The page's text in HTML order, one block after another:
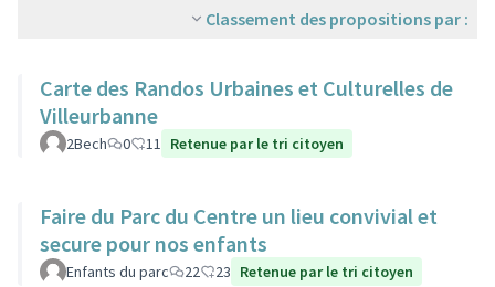
Classement des propositions par :
Carte des Randos Urbaines et Culturelles de
Villeurbanne
2Bech 0 11 Retenue par le tri citoyen
Faire du Parc du Centre un lieu convivial et
secure pour nos enfants
Enfants du parc 22 23 Retenue par le tri citoyen